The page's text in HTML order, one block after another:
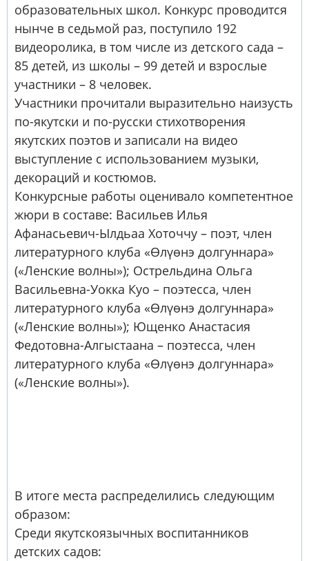
образовательных школ. Конкурс проводится
нынче в седьмой раз, поступило 192
видеоролика, в том числе из детского сада –
85 детей, из школы – 99 детей и взрослые
участники – 8 человек.
Участники прочитали выразительно наизусть
по-якутски и по-русски стихотворения
якутских поэтов и записали на видео
выступление с использованием музыки,
декораций и костюмов.
Конкурсные работы оценивало компетентное
жюри в составе: Васильев Илья
Афанасьевич-Ылдьаа Хоточчу – поэт, член
литературного клуба «Өлүөнэ долгуннара»
(«Ленские волны»); Острельдина Ольга
Васильевна-Уокка Куо – поэтесса, член
литературного клуба «Өлүөнэ долгуннара»
(«Ленские волны»); Ющенко Анастасия
Федотовна-Алгыстаана – поэтесса, член
литературного клуба «Өлүөнэ долгуннара»
(«Ленские волны»).
В итоге места распределились следующим
образом:
Среди якутскоязычных воспитанников
детских садов: